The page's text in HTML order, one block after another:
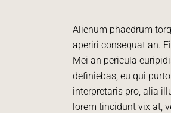
Alienum phaedrum
aperiri consequat an.
Mei an pericula
definiebas, eu qui
interpretaris pro, alia
lorem tincidunt vix at,